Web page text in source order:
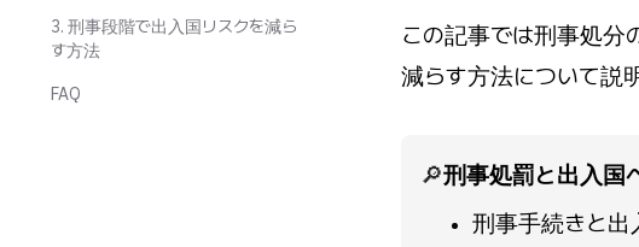
この記事では刑事処分
減らす方法について説
🔎刑事処罰と出入国
刑事手続きと
3. 刑事段階で出入国リスクを減ら
す方法
FAQ